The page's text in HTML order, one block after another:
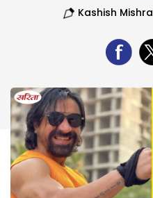
Kashish Mishra